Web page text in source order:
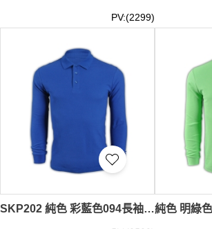
PV:(2299)
SKP202 純色 彩藍色094長袖男裝Polo恤 1AD01 來版訂製男裝純色polo恤 DIY polo恤 polo恤生產廠家 Polo恤價格